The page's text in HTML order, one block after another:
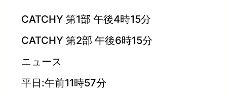
CATCHY 第1部 午後4時15分
CATCHY 第2部 午後6時15分
ニュース
平日:午前11時57分